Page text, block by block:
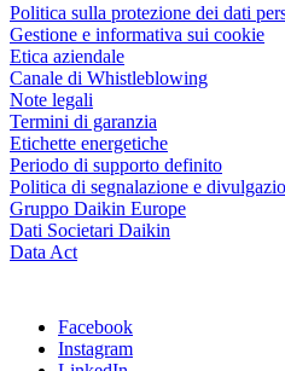
Politica sulla protezione dei dati
Gestione e informativa sui cookie
Etica aziendale
Canale di Whistleblowing
Note legali
Termini di garanzia
Etichette energetiche
Periodo di supporto definito
Politica di segnalazione e
Gruppo Daikin Europe
Dati Societari Daikin
Data Act
Facebook
Instagram